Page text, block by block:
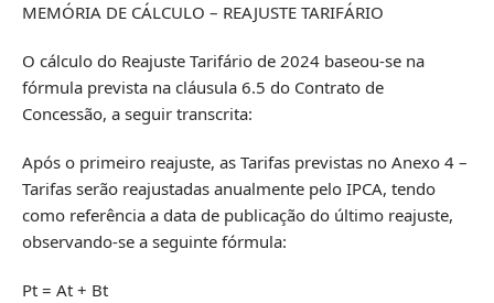
MEMÓRIA DE CÁLCULO – REAJUSTE TARIFÁRIO
O cálculo do Reajuste Tarifário de 2024 baseou-se na
fórmula prevista na cláusula 6.5 do Contrato de
Concessão, a seguir transcrita:
Após o primeiro reajuste, as Tarifas previstas no Anexo 4 –
Tarifas serão reajustadas anualmente pelo IPCA, tendo
como referência a data de publicação do último reajuste,
observando-se a seguinte fórmula:
Pt = At + Bt